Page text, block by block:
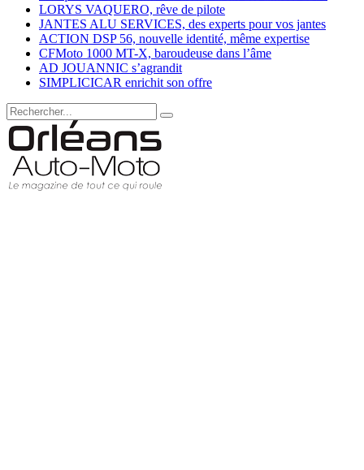
LORYS VAQUERO, rêve de pilote
JANTES ALU SERVICES, des experts pour vos jantes
ACTION DSP 56, nouvelle identité, même expertise
CFMoto 1000 MT-X, baroudeuse dans l’âme
AD JOUANNIC s’agrandit
SIMPLICICAR enrichit son offre